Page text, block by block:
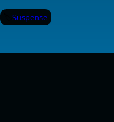
Suspense